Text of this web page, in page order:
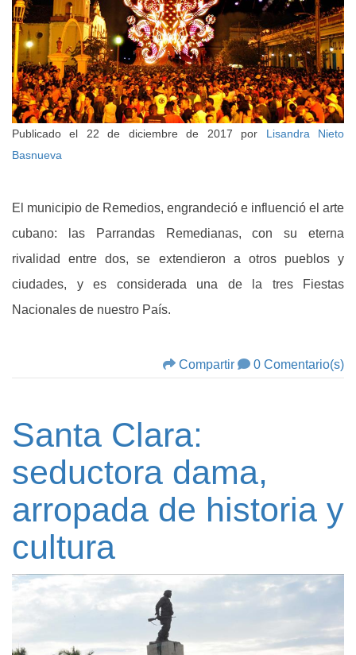
Publicado el 22 de diciembre de 2017 por Lisandra Nieto
Basnueva
El municipio de Remedios, engrandeció e influenció el arte
cubano: las Parrandas Remedianas, con su eterna
rivalidad entre dos, se extendieron a otros pueblos y
ciudades, y es considerada una de la tres Fiestas
Nacionales de nuestro País.
Compartir 0 Comentario(s)
Santa Clara:
seductora dama,
arropada de historia y
cultura